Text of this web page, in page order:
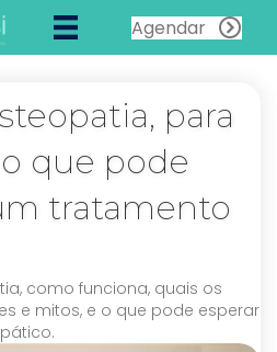
Agendar
para
que pode
tratamento
como funciona, quais os
e mitos, e o que pode esperar